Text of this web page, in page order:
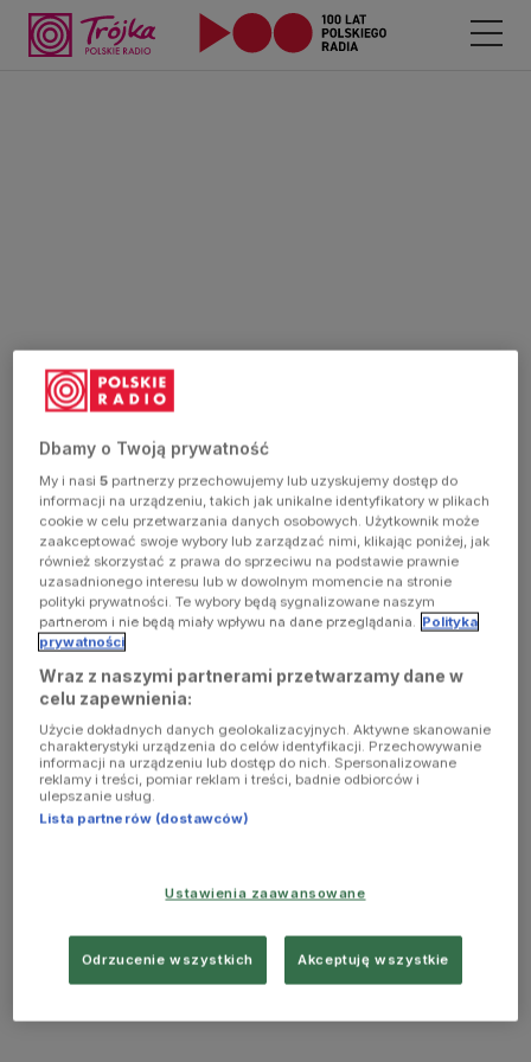
Dbamy o Twoją prywatność
My i nasi5 partnerzy przechowujemy lub uzyskujemy dostęp do
informacji na urządzeniu, takich jak unikalne identyfikatory w plikach
cookie w celu przetwarzania danych osobowych. Użytkownik może
zaakceptować swoje wybory lub zarządzać nimi, klikając poniżej, jak
również skorzystać z prawa do sprzeciwu na podstawie prawnie
uzasadnionego interesu lub w dowolnym momencie na stronie
polityki prywatności. Te wybory będą sygnalizowane naszym
partnerom i nie będą miały wpływu na dane przeglądania. Polityka
prywatności
Wraz z naszymi partnerami przetwarzamy dane w
celu zapewnienia:
Użycie dokładnych danych geolokalizacyjnych. Aktywne skanowanie
charakterystyki urządzenia do celów identyfikacji. Przechowywanie
informacji na urządzeniu lub dostęp do nich. Spersonalizowane
reklamy i treści, pomiar reklam i treści, badnie odbiorców i
ulepszanie usług.
Lista partnerów (dostawców)
Ustawienia zaawansowane
Odrzucenie wszystkich Akceptuję wszystkie